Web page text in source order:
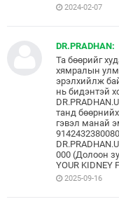
2024-02-07
DR.PRADHAN:
Та бөөрийг
хямралын
эрэлхийлж
нь бидэнтэй
танд
гэвэл манай
000 (Долоон
YOUR KIDNEY
2025-09-16